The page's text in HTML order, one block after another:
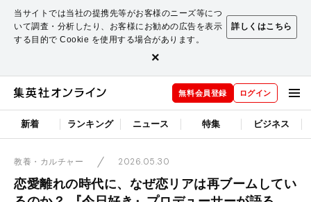
当サイトでは当社の提携先等がお客様のニーズ等につ
いて調査・分析したり、お客様にお勧めの広告を表示
する目的で Cookie を使用する場合があります。
詳しくはこちら
×
無料会員登録 ログイン
新着 ランキング ニュース 特集 ビジネス
教養・カルチャー 2026.05.30
恋愛離れの時代に、なぜ恋リアは再ブームしてい